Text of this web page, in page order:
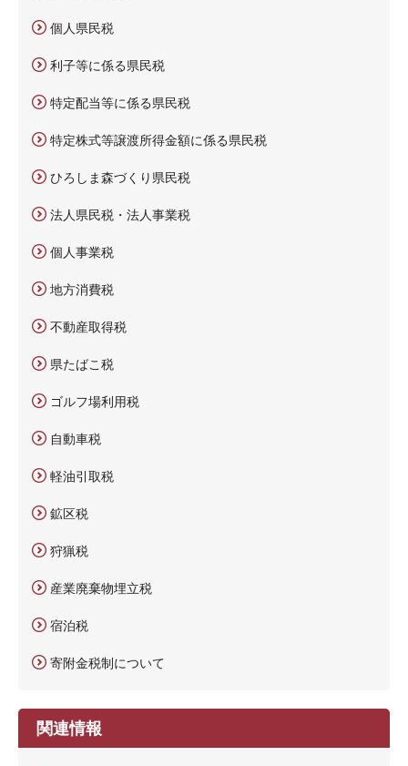
個人県民税
利子等に係る県民税
特定配当等に係る県民税
特定株式等譲渡所得金額に係る県民税
ひろしま森づくり県民税
法人県民税・法人事業税
個人事業税
地方消費税
不動産取得税
県たばこ税
ゴルフ場利用税
自動車税
軽油引取税
鉱区税
狩猟税
産業廃棄物埋立税
宿泊税
寄附金税制について
関連情報